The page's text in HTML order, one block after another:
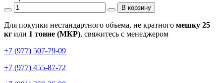
В корзину
Для покупки нестандартного объема, не кратного мешку 25
кг или 1 тонне (МКР), свяжитесь с менеджером
+7 (977) 507-79-09
+7 (977) 455-87-72